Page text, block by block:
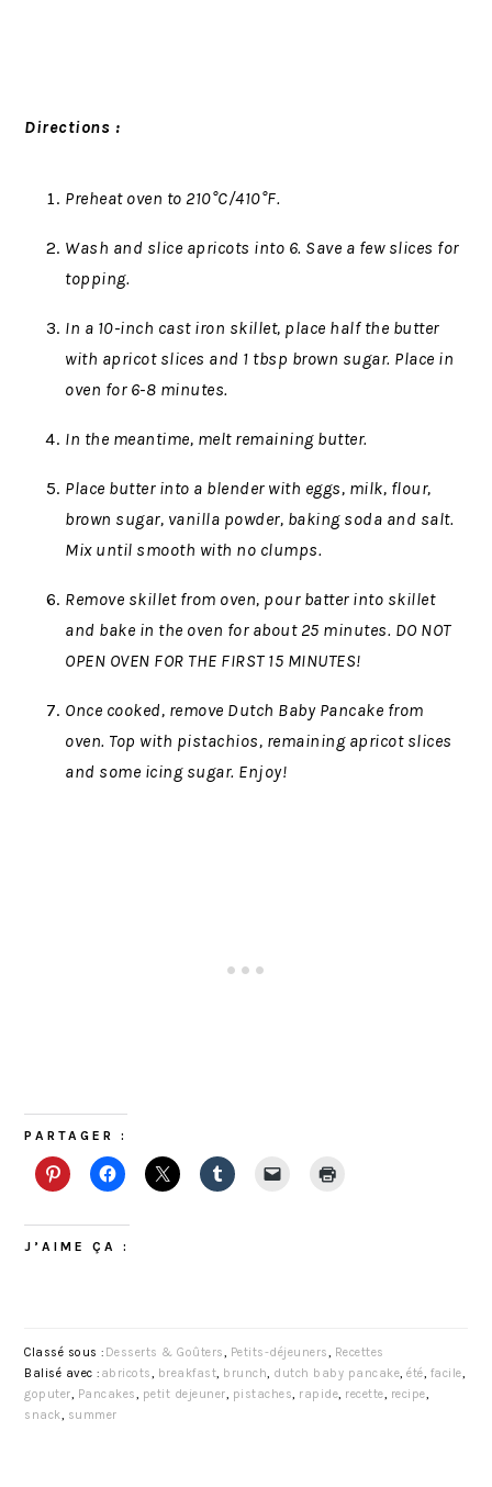
Directions :
Preheat oven to 210°C/410°F.
Wash and slice apricots into 6. Save a few slices for
topping.
In a 10-inch cast iron skillet, place half the butter
with apricot slices and 1 tbsp brown sugar. Place in
oven for 6-8 minutes.
In the meantime, melt remaining butter.
Place butter into a blender with eggs, milk, flour,
brown sugar, vanilla powder, baking soda and salt.
Mix until smooth with no clumps.
Remove skillet from oven, pour batter into skillet
and bake in the oven for about 25 minutes. DO NOT
OPEN OVEN FOR THE FIRST 15 MINUTES!
Once cooked, remove Dutch Baby Pancake from
oven. Top with pistachios, remaining apricot slices
and some icing sugar. Enjoy!
PARTAGER :
J’AIME ÇA :
Classé sous : Desserts & Goûters, Petits-déjeuners, Recettes
Balisé avec : abricots, breakfast, brunch, dutch baby pancake,été, facile,
goputer, Pancakes, petit dejeuner, pistaches, rapide, recette, recipe,
snack, summer